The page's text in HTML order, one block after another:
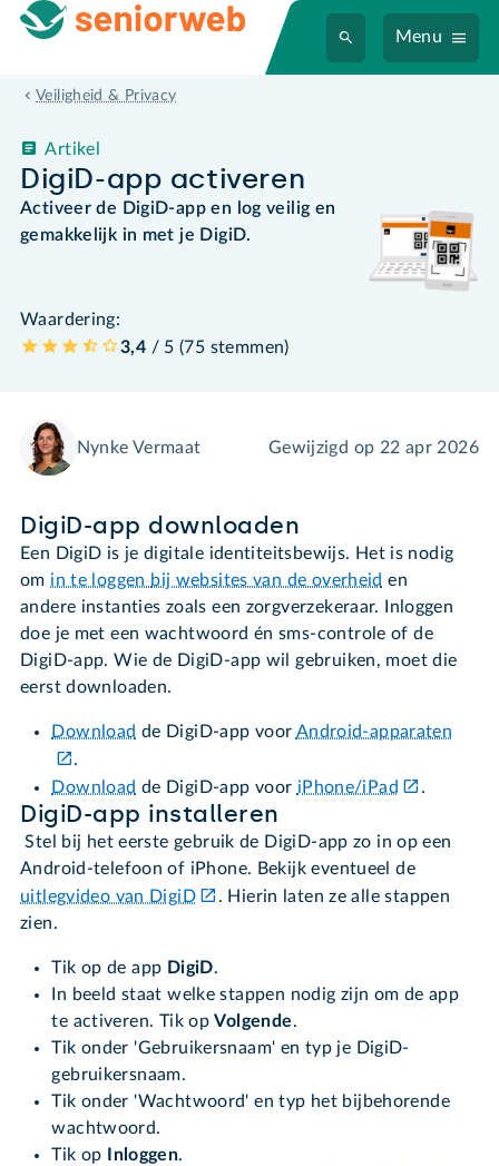
Menu
Veiligheid & Privacy
DigiD-app activeren
Artikel
Activeer de DigiD-app en log veilig en
gemakkelijk in met je DigiD.
Waardering:
3,4 / 5 (75 stemmen)
Nynke Vermaat Gewijzigd op 22 apr 2026
DigiD-app downloaden
Een DigiD is je digitale identiteitsbewijs. Het is nodig
om in te loggen bij websites van de overheid en
andere instanties zoals een zorgverzekeraar. Inloggen
doe je met een wachtwoord én sms-controle of de
DigiD-app. Wie de DigiD-app wil gebruiken, moet die
eerst downloaden.
Download de DigiD-app voor Android-apparaten
.
Download de DigiD-app voor iPhone/iPad .
DigiD-app installeren
Stel bij het eerste gebruik de DigiD-app zo in op een
Android-telefoon of iPhone. Bekijk eventueel de
uitlegvideo van DigiD
. Hierin laten ze alle stappen
zien.
Tik op de app DigiD.
In beeld staat welke stappen nodig zijn om de app
te activeren. Tik opVolgende.
Tik onder 'Gebruikersnaam' en typ je DigiD-
gebruikersnaam.
Tik onder 'Wachtwoord' en typ het bijbehorende
wachtwoord.
Tik op
Inloggen.